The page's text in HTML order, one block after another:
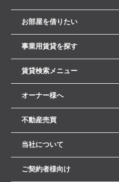
お部屋を借りたい
事業用賃貸を探す
賃貸検索メニュー
オーナー様へ
不動産売買
当社について
ご契約者様向け